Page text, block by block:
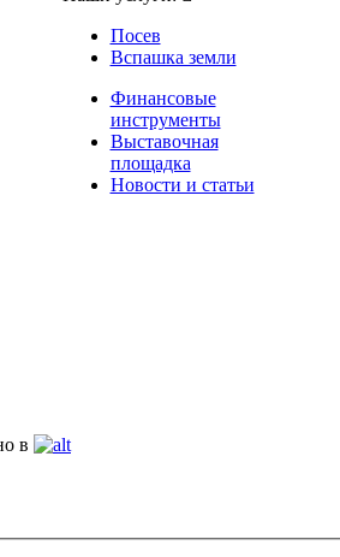
Посев
Вспашка земли
Финансовые
инструменты
Выставочная
площадка
Новости и статьи
в